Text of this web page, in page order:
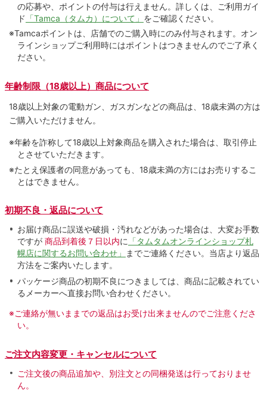
の応募や、ポイントの付与は⾏えません。詳しくは、ご利⽤ガイ
ド 「Tamca（タムカ）について」 をご確認ください。
※Tamcaポイントは、店舗でのご購⼊時にのみ付与されます。オン
ラインショップご利用時にはポイントはつきませんのでご了承く
ださい。
年齢制限（18歳以上）商品について
18歳以上対象の電動ガン、ガスガンなどの商品は、18歳未満の方は
ご購入いただけません。
※年齢を詐称して18歳以上対象商品を購入された場合は、取引停止
とさせていただきます。
※たとえ保護者の同意があっても、18歳未満の方にはお売りするこ
とはできません。
初期不良・返品について
お届け商品に誤送や破損・汚れなどがあった場合は、大変お手数
ですが 商品到着後７日以内に 「タムタムオンラインショップ札
幌店に関するお問い合わせ」
までご連絡ください。当店より返品
方法をご案内いたします。
パッケージ商品の初期不良につきましては、商品に記載されてい
るメーカーへ直接お問い合わせください。
※ご連絡が無いままでの返品はお受け出来ませんのでご注意くださ
い。
ご注文内容変更・キャンセルについて
ご注文後の商品追加や、別注文との同梱発送は行っておりませ
ん。